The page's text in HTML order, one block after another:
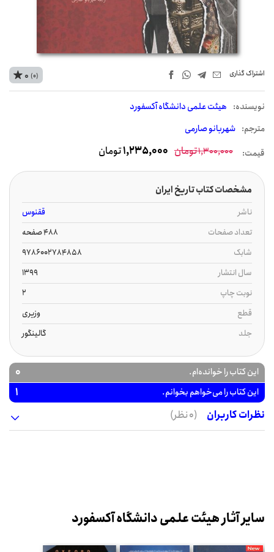
اشتراک‌ گذاری
نويسنده: هیئت علمی دانشگاه آکسفورد
مترجم: شهربانو صارمی
0 (0)
قیمت: 1,300,000تومان 1,235,000تومان
مشخصات کتاب تاریخ ایران
ناشر
ققنوس
تعداد صفحات
488 صفحه
شابک
9786002784858
سال انتشار
1399
نوبت چاپ
2
قطع
وزیری
جلد
گالینگور
این کتاب را خوانده‌ام. 0
این کتاب را می‌خواهم بخوانم.
1
نظرات کاربران
(0 نظر)
سایر آثار هیئت علمی دانشگاه آکسفورد